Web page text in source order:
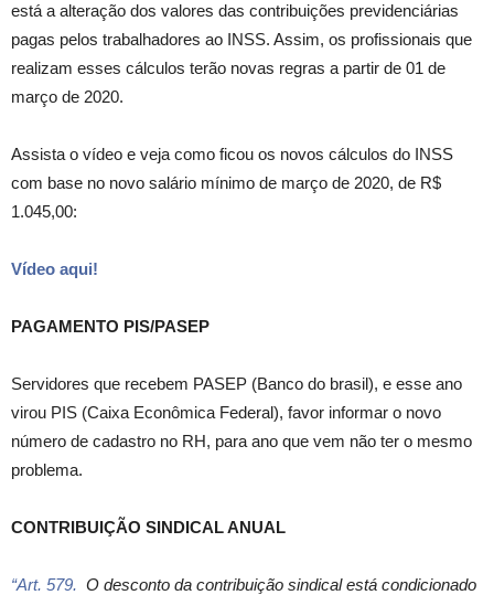
está a alteração dos valores das contribuições previdenciárias
pagas pelos trabalhadores ao INSS. Assim, os profissionais que
realizam esses cálculos terão novas regras a partir de 01 de
março de 2020.
Assista o vídeo e veja como ficou os novos cálculos do INSS
com base no novo salário mínimo de março de 2020, de R$
1.045,00:
Vídeo aqui!
PAGAMENTO PIS/PASEP
Servidores que recebem PASEP (Banco do brasil), e esse ano
virou PIS (Caixa Econômica Federal), favor informar o novo
número de cadastro no RH, para ano que vem não ter o mesmo
problema.
CONTRIBUIÇÃO SINDICAL ANUAL
“Art. 579. O desconto da contribuição sindical está condicionado